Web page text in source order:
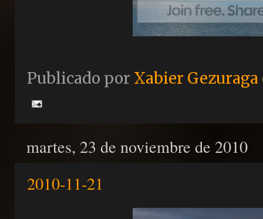
Publicado por Xabier Gezuraga
martes, 23 de noviembre de 2010
2010-11-21